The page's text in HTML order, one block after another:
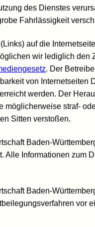
des Dienstes
Fahrlässigkeit
auf die
wir lediglich den
. Der
von Internetseiten
werden. Der
möglicherweise straf-
Sitten verstoßen.
Baden-
Alle Informationen zum
Baden-
vor